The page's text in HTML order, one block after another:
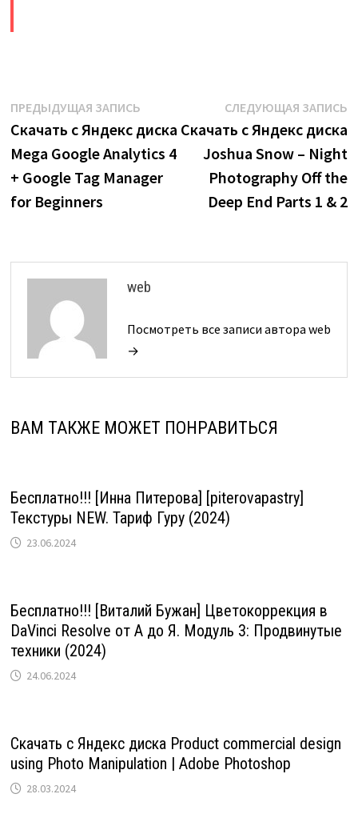
Навигация
по
записям
ПРЕДЫДУЩАЯ ЗАПИСЬПредыдущая
запись:
Скачать с Яндекс диска
Mega Google Analytics 4
+ Google Tag Manager
for Beginners
СЛЕДУЮЩАЯ ЗАПИСЬ
Скачать с Яндекс диска
Joshua Snow – Night
Photography Off the
Deep End Parts 1 & 2
web
Посмотреть все записи автора web
→
ВАМ ТАКЖЕ МОЖЕТ ПОНРАВИТЬСЯ
Бесплатно!!! [Инна Питерова] [piterovapastry]
Текстуры NEW. Тариф Гуру (2024)
23.06.2024
Бесплатно!!! [Виталий Бужан] Цветокоррекция в
DaVinci Resolve от А до Я. Модуль 3: Продвинутые
техники (2024)
24.06.2024
Скачать с Яндекс диска Product commercial design
using Photo Manipulation | Adobe Photoshop
28.03.2024